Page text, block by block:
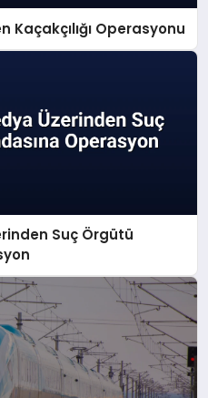
Kaçakçılığı Operasyonu
Suç Örgütü